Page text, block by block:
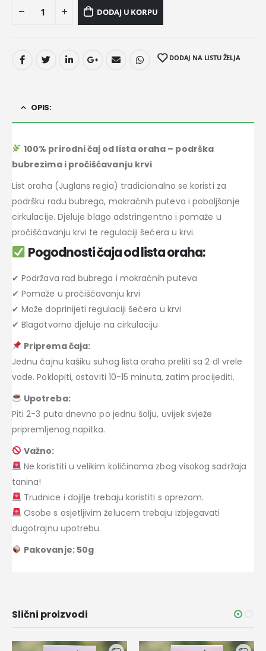
DODAJ U KORPU
DODAJ NA LISTU ŽELJA
OPIS:
100% prirodni čaj od lista oraha – podrška
bubrezima i pročišćavanju krvi
List oraha (Juglans regia) tradicionalno se koristi za
podršku radu bubrega, mokraćnih puteva i poboljšanje
cirkulacije. Djeluje blago adstringentno i pomaže u
pročišćavanju krvi te regulaciji šećera u krvi.
Pogodnosti čaja od lista oraha:
✔ Podržava rad bubrega i mokraćnih puteva
✔ Pomaže u pročišćavanju krvi
✔ Može doprinijeti regulaciji šećera u krvi
✔ Blagotvorno djeluje na cirkulaciju
Priprema čaja:
Jednu čajnu kašiku suhog lista oraha preliti sa 2 dl vrele
vode. Poklopiti, ostaviti 10-15 minuta, zatim procijediti.
Upotreba:
Piti 2-3 puta dnevno po jednu šolju, uvijek svježe
pripremljenog napitka.
Važno:
Ne koristiti u velikim količinama zbog visokog sadržaja
tanina!
Trudnice i dojilje trebaju koristiti s oprezom.
Osobe s osjetljivim želucem trebaju izbjegavati
dugotrajnu upotrebu.
Pakovanje: 50g
Slični proizvodi